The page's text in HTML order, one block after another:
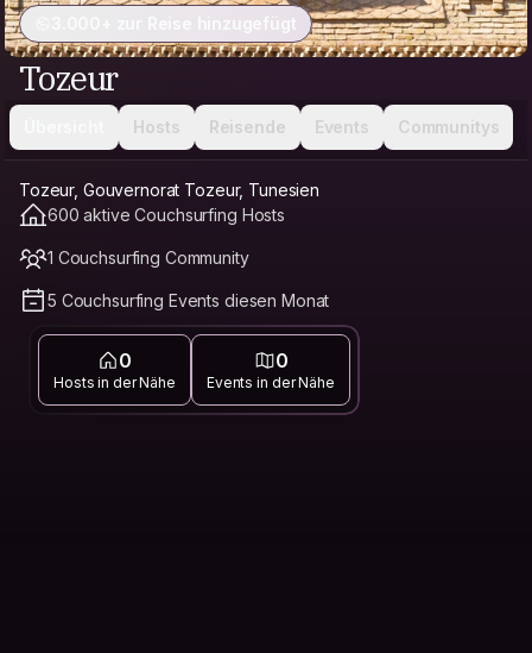
3.000+ zur Reise hinzugefügt
Tozeur
Hosts Reisende Events Communitys
Tozeur, Gouvernorat Tozeur, Tunesien
600 aktive Couchsurfing Hosts
1 Couchsurfing Community
5 Couchsurfing Events diesen Monat
0
Hosts in der Nähe
0
Events in der Nähe